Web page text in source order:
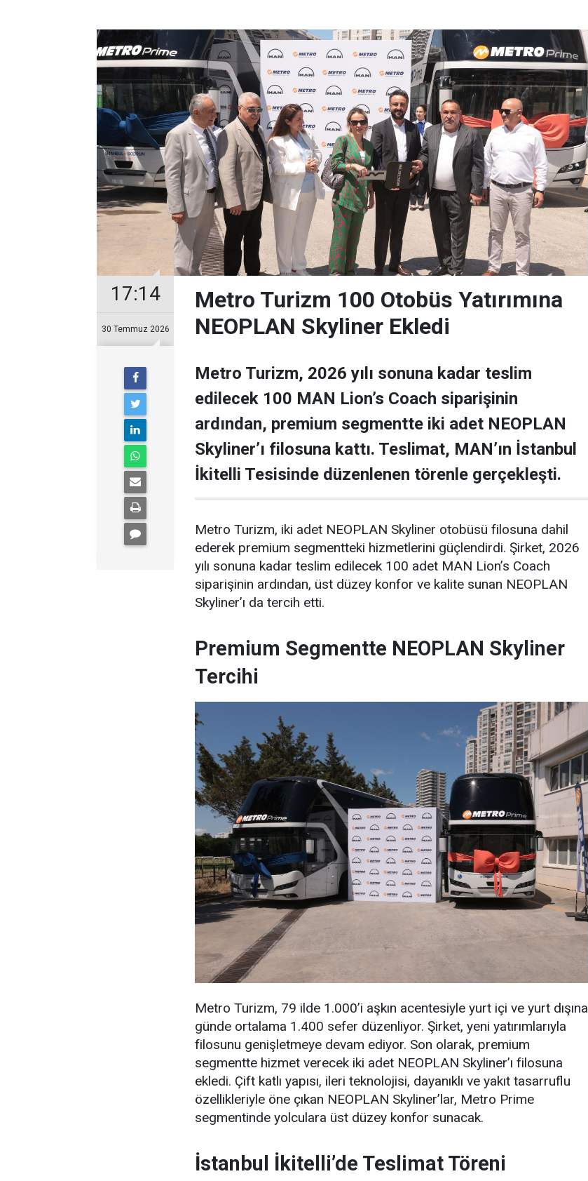
17:14
30 Temmuz 2026
Metro Turizm 100 Otobüs Yatırımına
NEOPLAN Skyliner Ekledi
Metro Turizm, 2026 yılı sonuna kadar teslim
edilecek 100 MAN Lion’s Coach siparişinin
ardından, premium segmentte iki adet NEOPLAN
Skyliner’ı filosuna kattı. Teslimat, MAN’ın İstanbul
İkitelli Tesisinde düzenlenen törenle gerçekleşti.
Metro Turizm, iki adet NEOPLAN Skyliner otobüsü filosuna dahil
ederek premium segmentteki hizmetlerini güçlendirdi. Şirket, 2026
yılı sonuna kadar teslim edilecek 100 adet MAN Lion’s Coach
siparişinin ardından, üst düzey konfor ve kalite sunan NEOPLAN
Skyliner’ı da tercih etti.
Premium Segmentte NEOPLAN Skyliner
Tercihi
Metro Turizm, 79 ilde 1.000’i aşkın acentesiyle yurt içi ve yurt dışına
günde ortalama 1.400 sefer düzenliyor. Şirket, yeni yatırımlarıyla
filosunu genişletmeye devam ediyor. Son olarak, premium
segmentte hizmet verecek iki adet NEOPLAN Skyliner’ı filosuna
ekledi. Çift katlı yapısı, ileri teknolojisi, dayanıklı ve yakıt tasarruflu
özellikleriyle öne çıkan NEOPLAN Skyliner’lar, Metro Prime
segmentinde yolculara üst düzey konfor sunacak.
İstanbul İkitelli’de Teslimat Töreni